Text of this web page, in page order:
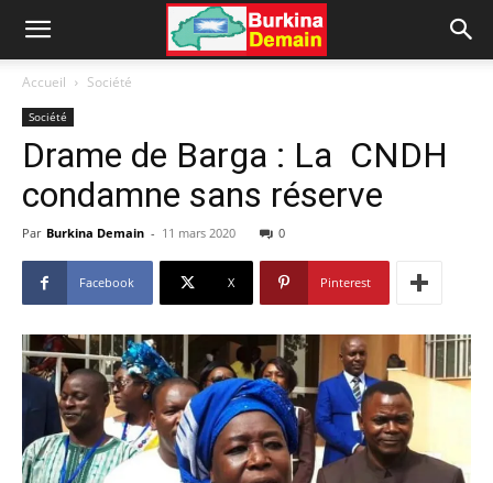
Accueil Société
Société
Drame de Barga : La CNDH
condamne sans réserve
Par Burkina Demain - 11 mars 2020 0
Facebook X Pinterest